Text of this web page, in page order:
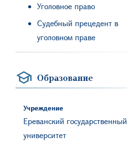
Уголовное право
Судебный прецедент в
уголовном праве
Образование
Учреждение
Ереванский государственный
университет